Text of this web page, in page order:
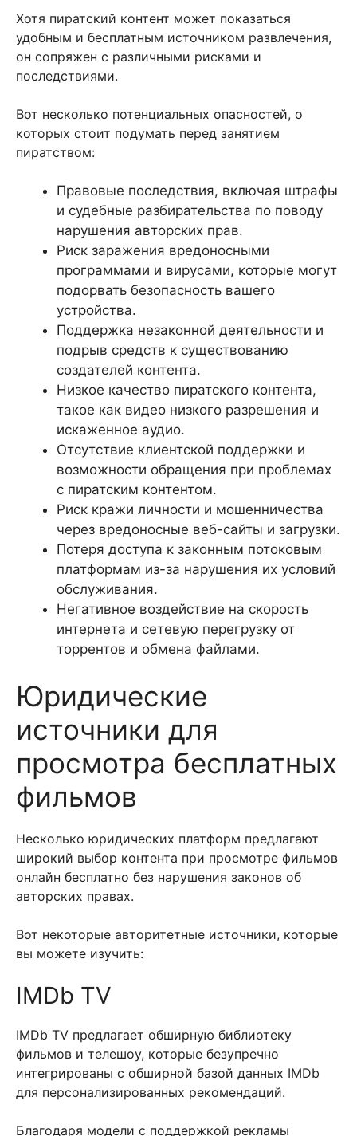
Хотя пиратский контент может показаться
удобным и бесплатным источником развлечения,
он сопряжен с различными рисками и
последствиями.
Вот несколько потенциальных опасностей, о
которых стоит подумать перед занятием
пиратством:
Правовые последствия, включая штрафы
и судебные разбирательства по поводу
нарушения авторских прав.
Риск заражения вредоносными
программами и вирусами, которые могут
подорвать безопасность вашего
устройства.
Поддержка незаконной деятельности и
подрыв средств к существованию
создателей контента.
Низкое качество пиратского контента,
такое как видео низкого разрешения и
искаженное аудио.
Отсутствие клиентской поддержки и
возможности обращения при проблемах
с пиратским контентом.
Риск кражи личности и мошенничества
через вредоносные веб-сайты и загрузки.
Потеря доступа к законным потоковым
платформам из-за нарушения их условий
обслуживания.
Негативное воздействие на скорость
интернета и сетевую перегрузку от
торрентов и обмена файлами.
Юридические
источники для
просмотра бесплатных
фильмов
Несколько юридических платформ предлагают
широкий выбор контента при просмотре фильмов
онлайн бесплатно без нарушения законов об
авторских правах.
Вот некоторые авторитетные источники, которые
вы можете изучить:
IMDb TV
IMDb TV предлагает обширную библиотеку
фильмов и телешоу, которые безупречно
интегрированы с обширной базой данных IMDb
для персонализированных рекомендаций.
Благодаря модели с поддержкой рекламы